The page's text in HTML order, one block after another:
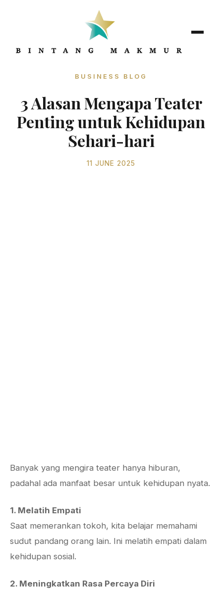
BUSINESS BLOG
3 Alasan Mengapa Teater
Penting untuk Kehidupan
Sehari-hari
11 JUNE 2025
Banyak yang mengira teater hanya hiburan,
padahal ada manfaat besar untuk kehidupan nyata.
1. Melatih Empati
Saat memerankan tokoh, kita belajar memahami
sudut pandang orang lain. Ini melatih empati dalam
kehidupan sosial.
2. Meningkatkan Rasa Percaya Diri